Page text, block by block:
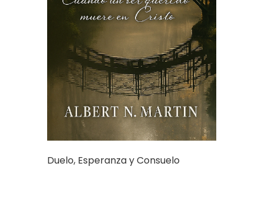
Duelo, Esperanza y Consuelo